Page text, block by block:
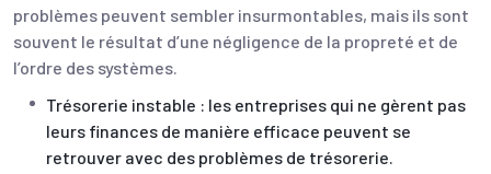
problèmes peuvent sembler insurmontables, mais ils sont
souvent le résultat d’une négligence de la propreté et de
l’ordre des systèmes.
Trésorerie instable : les entreprises qui ne gèrent pas
leurs finances de manière efficace peuvent se
retrouver avec des problèmes de trésorerie.